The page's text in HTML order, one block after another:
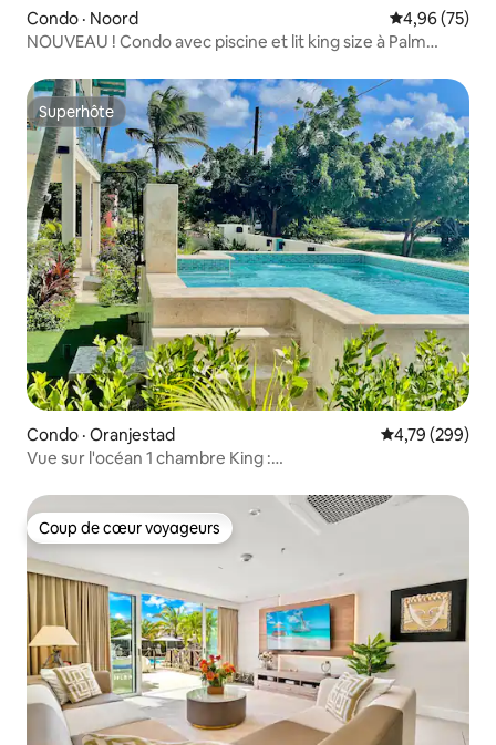
Condo · Noord Note
4,96 (75)
NOUVEAU ! Condo avec piscine et lit king size à Palm
Superhôte
Superhôte
Condo · Oranjestad Note
4,79 (299)
Vue sur l'océan 1 chambre King :
Coup de cœur voyageurs
Coup de cœur voyageurs